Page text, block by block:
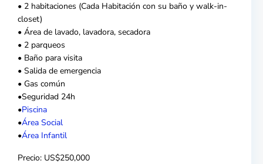
• 2 habitaciones (Cada Habitación con su baño y walk-in-
closet)
• Área de lavado, lavadora, secadora
• 2 parqueos
• Baño para visita
• Salida de emergencia
• ⁠Gas común
•Seguridad 24h
•Piscina
•Área Social
•Área Infantil
Precio: US$250,000